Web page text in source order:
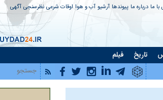
ما درباره ما پیوندها آرشیو آب و هوا اوقات شرعی نظرسنجی آگهی
تاریخ فیلم